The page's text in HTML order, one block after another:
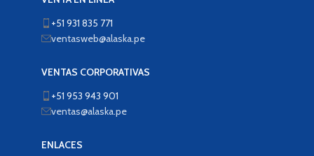
+51 931 835 771
ventasweb@alaska.pe
VENTAS CORPORATIVAS
+51 953 943 901
ventas@alaska.pe
ENLACES